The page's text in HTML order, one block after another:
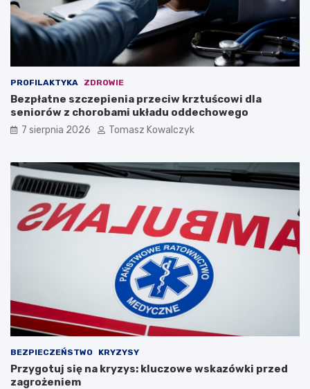
PROFILAKTYKA ZDROWIE
Bezpłatne szczepienia przeciw krztuścowi dla
seniorów z chorobami układu oddechowego
7 sierpnia 2026 Tomasz Kowalczyk
BEZPIECZEŃSTWO KRYZYSY
Przygotuj się na kryzys: kluczowe wskazówki przed
zagrożeniem